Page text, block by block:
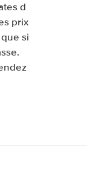
d
prix
si